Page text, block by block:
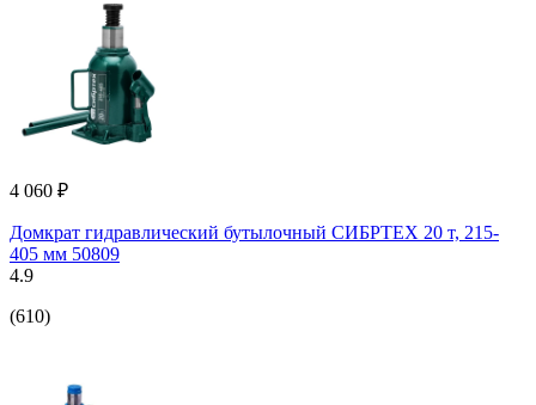
4 060 ₽
Домкрат гидравлический бутылочный СИБРТЕХ 20 т, 215-
405 мм 50809
4.9
(610)